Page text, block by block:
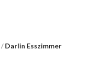
Darlin Esszimmer